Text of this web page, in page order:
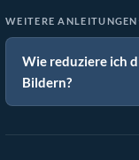
WEITERE ANLEITUNGEN
Wie reduziere ich
Bildern?